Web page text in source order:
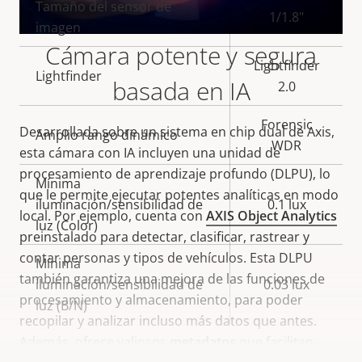
Cámara potente y segura
basada en IA
Desarrollada sobre un sistema en chip dual de Axis,
esta cámara con IA incluyen una unidad de
procesamiento de aprendizaje profundo (DLPU), lo
que le permite ejecutar potentes analíticas en modo
local. Por ejemplo, cuenta con AXIS Object Analytics
preinstalado para detectar, clasificar, rastrear y
contar personas y tipos de vehículos. Esta DLPU
también garantiza una mejora de las funciones de
procesamiento y almacenamiento, para poder
recopilar y analizar incluso más datos que antes.
propiedad propiedad
Tamaño del sensor de
imagen
1/1.8"
Lightfinder
Lightfinder
2.0
Amplio rango dinámico
Forensic
WDR
Mínima
iluminación/sensibilidad de
luz (Color)
0.1 lux
Mínima
iluminación/sensibilidad de
luz (B/N)
0.03 lux